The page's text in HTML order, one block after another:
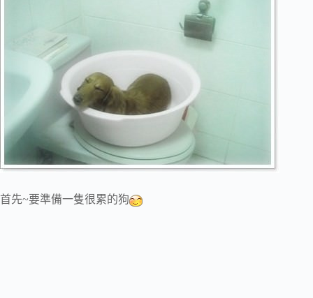
首先~要準備一隻很累的狗